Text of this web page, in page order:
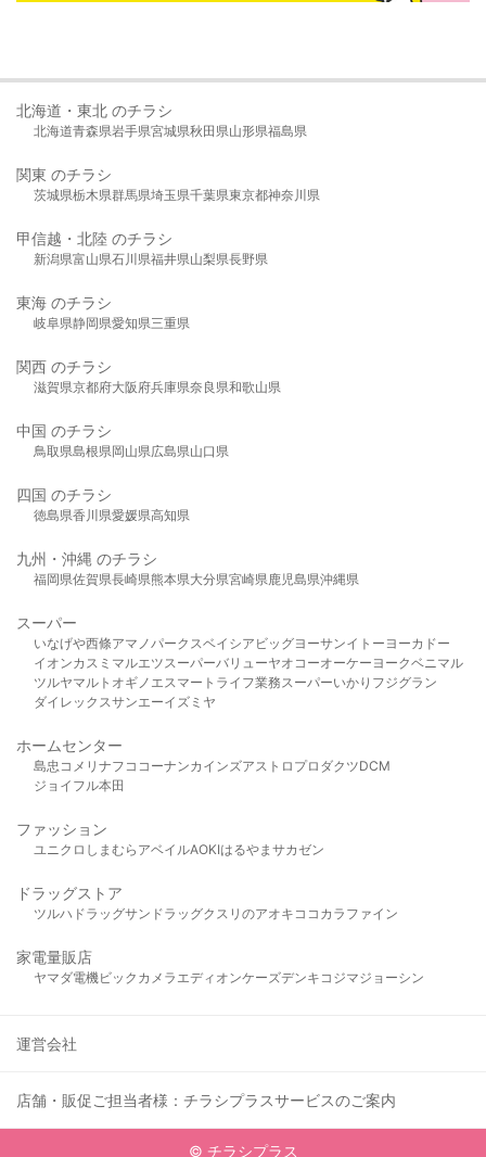
北海道・東北 のチラシ
北海道青森県岩手県宮城県秋田県山形県福島県
関東 のチラシ
茨城県栃木県群馬県埼玉県千葉県東京都神奈川県
甲信越・北陸 のチラシ
新潟県富山県石川県福井県山梨県長野県
東海 のチラシ
岐阜県静岡県愛知県三重県
関西 のチラシ
滋賀県京都府大阪府兵庫県奈良県和歌山県
中国 のチラシ
鳥取県島根県岡山県広島県山口県
四国 のチラシ
徳島県香川県愛媛県高知県
九州・沖縄 のチラシ
福岡県佐賀県長崎県熊本県大分県宮崎県 鹿児島県沖縄県
スーパー
いなげや西條アマノパークスベイシア ビッグヨーサンイトーヨーカドー
イオンカスミ マルエツ スーパーバリューヤオコーオーケー ヨークベニマル
ツルヤマルト オギノ エスマート ライフ業務スーパーいかり フジグラン
ダイレックスサンエーイズミヤ
ホームセンター
島忠 コメリ ナフコ コーナンカインズアストロプロダクツDCM
ジョイフル本田
ファッション
ユニクロ しまむら アベイルAOKIはるやま サカゼン
ドラッグストア
ツルハドラッグサンドラッグクスリのアオキ ココカラファイン
家電量販店
ヤマダ電機ビックカメラ エディオンケーズデンキ コジマジョーシン
運営会社
店舗・販促ご担当者様：チラシプラスサービスのご案内
© チラシプラス